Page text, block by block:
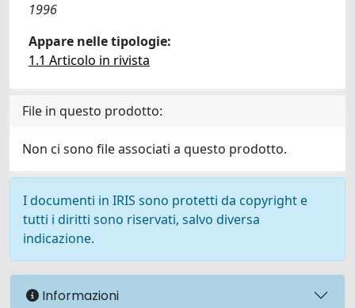
1996
Appare nelle tipologie:
1.1 Articolo in rivista
File in questo prodotto:
Non ci sono file associati a questo prodotto.
I documenti in IRIS sono protetti da copyright e
tutti i diritti sono riservati, salvo diversa
indicazione.
Informazioni